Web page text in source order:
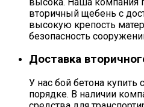
вторичный щебень с
высокую крепость
безопасность
Доставка
У нас бой бетона купить
порядке. В наличии